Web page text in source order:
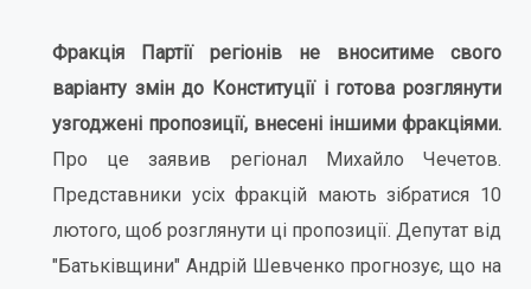
Фракція Партії регіонів не вноситиме свого
варіанту змін до Конституції і готова розглянути
узгоджені пропозиції, внесені іншими фракціями.
Про це заявив регіонал Михайло Чечетов.
Представники усіх фракцій мають зібратися 10
лютого, щоб розглянути ці пропозиції. Депутат від
"Батьківщини" Андрій Шевченко прогнозує, що на